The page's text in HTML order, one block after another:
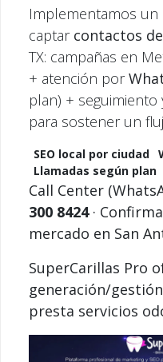
Implementamos un
captar contactos
TX: campañas en
+ atención por
plan) +
para sostener un
SEO local por ciudad
Llamadas según plan
Call Center
300 8424·
mercado en San
SuperCarillas Pro
generación/
presta servicios